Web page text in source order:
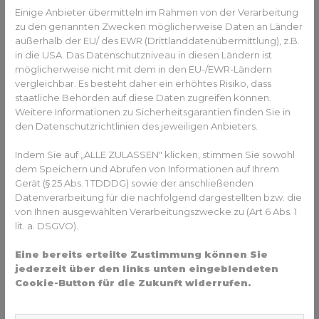
Machen Sie das Tragen der Zahnspange zu einer
gemeinsamen Sache und zeigen Sie dem Kind,
dass Sie es unterstützen. Dazu könnten Sie
beispielsweise das Tragen der Zahnspange in
Ihren Familienalltag integrieren oder das Kind bei
derReinigung der Zahnspange unterstützen.
Das richtige Timing: Wann ist der
beste Zeitpunkt, um die
Zahnspange zu tragen?
Für einige Kinder kann es hilfreich sein, die Zahnspange zu
einem Zeitpunkt zu tragen, an dem sie sich sicherer und
weniger verletzlich fühlen. Zum Beispiel könnte es sinnvoll
sein, die Zahnspange während der Sommerferien oder in
Schule ist und sich somit weniger Gedanken über mögliche
Hänseleien von Klassenkameraden machen muss.
Einige Anbieter übermitteln im Rahmen von der Verarbeitung
zu den genannten Zwecken möglicherweise Daten an Länder
außerhalb der EU/ des EWR (Drittlanddatenübermittlung), z.B.
in die USA. Das Datenschutzniveau in diesen Ländern ist
möglicherweise nicht mit dem in den EU-/EWR-Ländern
vergleichbar. Es besteht daher ein erhöhtes Risiko, dass
staatliche Behörden auf diese Daten zugreifen können.
Weitere Informationen zu Sicherheitsgarantien finden Sie in
den Datenschutzrichtlinien des jeweiligen Anbieters.
Indem Sie auf „ALLE ZULASSEN" klicken, stimmen Sie sowohl
dem Speichern und Abrufen von Informationen auf Ihrem
Gerät (§ 25 Abs. 1 TDDDG) sowie der anschließenden
Datenverarbeitung für die nachfolgend dargestellten bzw. die
von Ihnen ausgewählten Verarbeitungszwecke zu (Art 6 Abs. 1
lit. a. DSGVO).
Eine bereits erteilte Zustimmung können Sie
jederzeit über den links unten eingeblendeten
Cookie-Button für die Zukunft widerrufen.